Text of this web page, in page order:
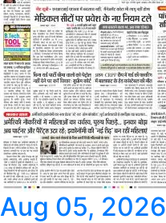
Aug 05, 2026